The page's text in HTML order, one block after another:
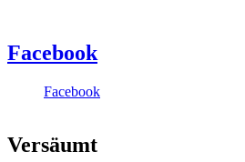
Facebook
Facebook
Versäumt